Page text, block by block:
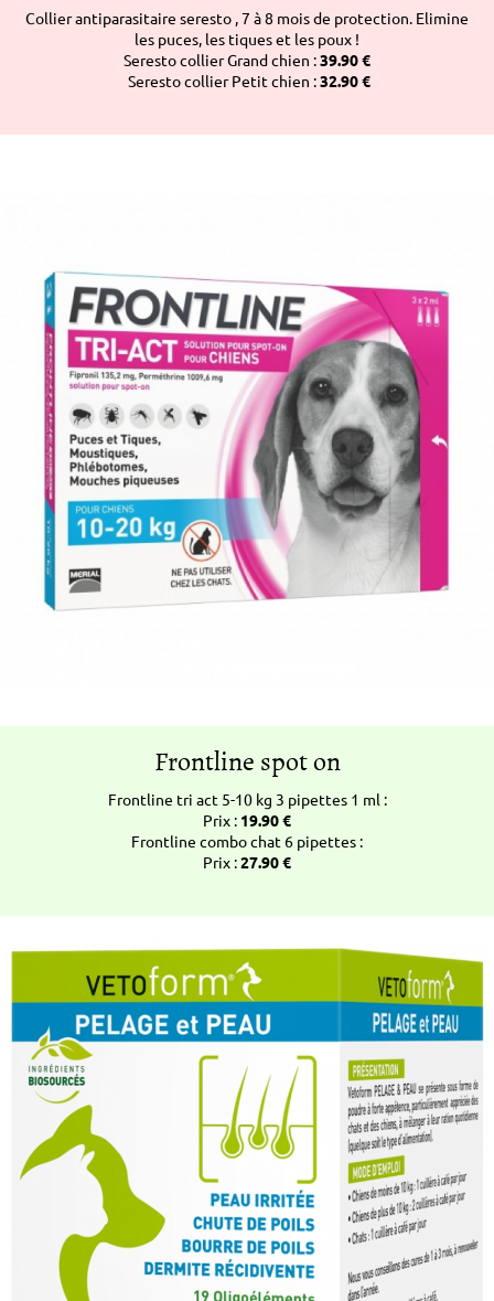
Collier antiparasitaire seresto , 7 à 8 mois de protection. Elimine
les puces, les tiques et les poux !
Seresto collier Grand chien :39.90 €
Seresto collier Petit chien :32.90 €
Frontline spot on
Frontline tri act 5-10 kg 3 pipettes 1 ml :
Prix : 19.90 €
Frontline combo chat 6 pipettes :
Prix :27.90 €